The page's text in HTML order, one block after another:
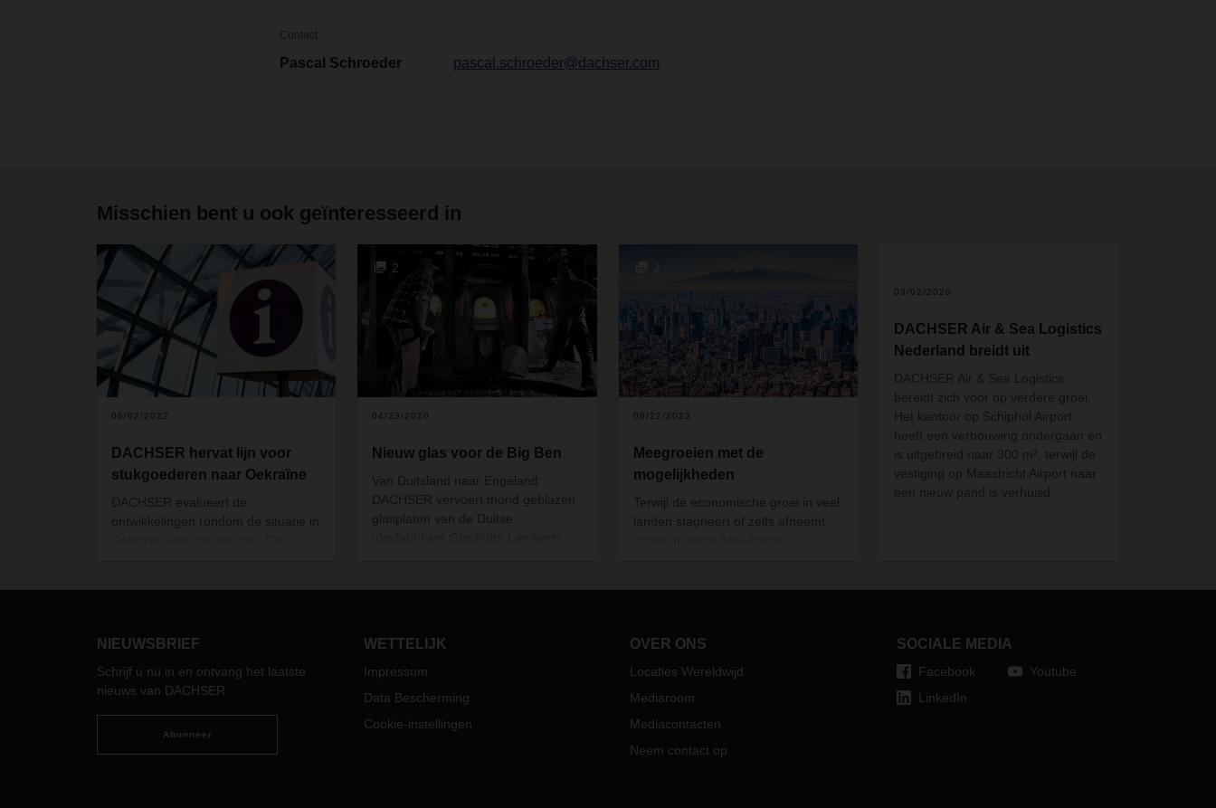
Contact
Pascal Schroeder pascal.schroeder@dachser.com
Misschien bent u ook geïnteresseerd in
06/02/2022
DACHSER hervat lijn voor
stukgoederen naar Oekraïne
DACHSER evalueert de
ontwikkelingen rondom de situatie in
ingesteld, gedeeltelijk kan worden
2
04/23/2020
Nieuw glas voor de Big Ben
Van Duitsland naar Engeland:
DACHSER vervoert mond geblazen
glasplaten van de Duitse
minder dan één van ‘s werelds
als deBig Ben.
08/22/2023
Meegroeien met de
mogelijkheden
Terwijl de economische groei in veel
landen stagneert of zelfs afneemt,
03/02/2020
DACHSER Air & Sea Logistics
Nederland breidt uit
DACHSER Air & Sea Logistics
bereidt zich voor op verdere groei.
Het kantoor op Schiphol Airport
heeft een verbouwing ondergaan en
is uitgebreid naar 300 m²
, terwijl de
vestiging op Maastricht Airport naar
een nieuw pand is
verhuisd.
NIEUWSBRIEF
Schrijf u nu in en ontvang het laatste
nieuws van DACHSER
Abonneer
WETTELIJK
Impressum
Data Bescherming
Cookie-instellingen
OVER ONS
Locaties Wereldwijd
Mediaroom
Mediacontacten
Neem contact op
SOCIALE MEDIA
Facebook
LinkedIn
Youtube